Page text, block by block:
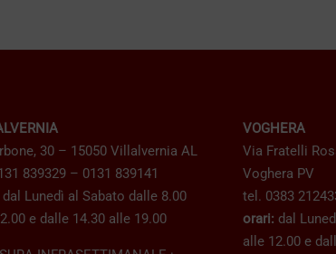
30 – 15050 Villalvernia AL
839329 – 0131 839141
dal Lunedì al Sabato dalle 8.00
e dalle 14.30 alle 19.00
VOGHERA
Via Fratelli
Voghera PV
tel. 0383
orari: dal
alle 12.00 e